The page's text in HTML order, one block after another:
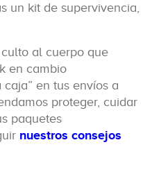
un kit de supervivencia,
al cuerpo que
en cambio
en tus envíos a
proteger, cuidar
paquetes
nuestros consejos